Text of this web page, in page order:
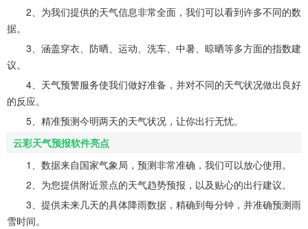
2、为我们提供的天气信息非常全面，我们可以看到许多不同的数
据。
3、涵盖穿衣、防晒、运动、洗车、中暑、晾晒等多方面的指数建
议。
4、天气预警服务使我们做好准备，并对不同的天气状况做出良好
的反应。
5、精准预测今明两天的天气状况，让你出行无忧。
云彩天气预报软件亮点
1、数据来自国家气象局，预测非常准确，我们可以放心使用。
2、为您提供附近景点的天气趋势预报，以及贴心的出行建议。
3、提供未来几天的具体降雨数据，精确到每分钟，并准确预测雨
雪时间。